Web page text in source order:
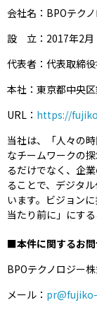
会社名：BPOテク
設 立：2017年2月
代表者：代表取締
本社：東京都中央
URL： https://
当社は、「人々の
なチームワークの
るだけでなく、企
ることで、デジタ
います。ビジョン
当たり前に」にす
■本件に関するお
BPOテクノロジー
メール：